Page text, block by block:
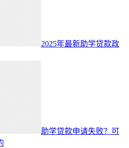
2025年最新助学贷款政
助学贷款申请失败？可